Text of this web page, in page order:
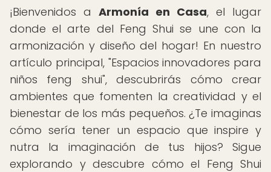
¡Bienvenidos a Armonía en Casa, el lugar
donde el arte del Feng Shui se une con la
armonización y diseño del hogar! En nuestro
artículo principal, "Espacios innovadores para
niños feng shui", descubrirás cómo crear
ambientes que fomenten la creatividad y el
bienestar de los más pequeños. ¿Te imaginas
cómo sería tener un espacio que inspire y
nutra la imaginación de tus hijos? Sigue
explorando y descubre cómo el Feng Shui